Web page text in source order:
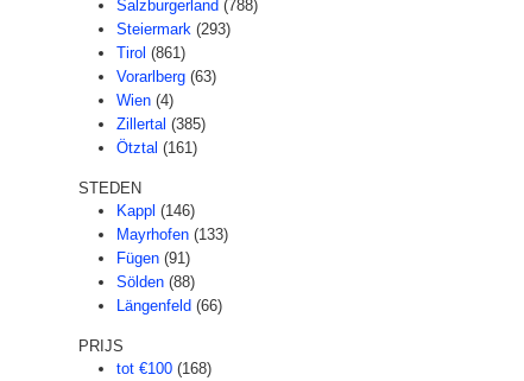
Salzburgerland (788)
Steiermark (293)
Tirol (861)
Vorarlberg (63)
Wien (4)
Zillertal (385)
Ötztal (161)
STEDEN
Kappl (146)
Mayrhofen (133)
Fügen (91)
Sölden (88)
Längenfeld (66)
PRIJS
tot €100 (168)